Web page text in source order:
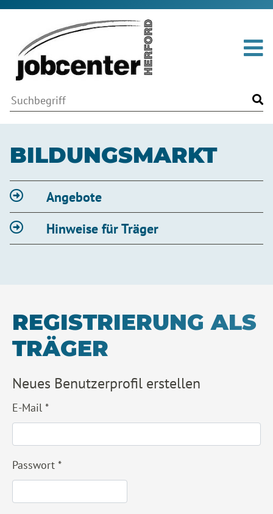
Volltextsuche
Suchwort
BILDUNGSMARKT
Angebote
Hinweise für Träger
REGISTRIERUNG ALS
TRÄGER
Neues Benutzerprofil erstellen
E-Mail *
Passwort *